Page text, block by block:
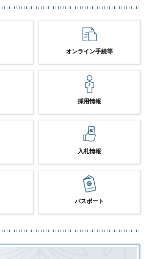
オンライン手続等
採用情報
入札情報
パスポート